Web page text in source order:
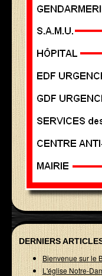
DERNIERS
Bienvenue sur le
L'église Notre-